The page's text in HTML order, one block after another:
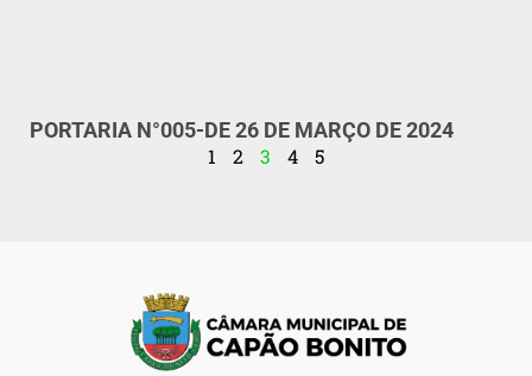
PORTARIA N°005-DE 26 DE MARÇO DE 2024
1
2 3 4 5